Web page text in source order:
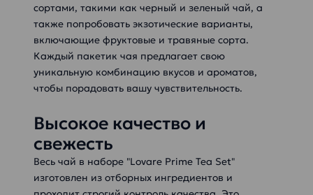
сортами, такими как черный и зеленый чай, а
также попробовать экзотические варианты,
включающие фруктовые и травяные сорта.
Каждый пакетик чая предлагает свою
уникальную комбинацию вкусов и ароматов,
чтобы порадовать вашу чувствительность.
Высокое качество и
свежесть
Весь чай в наборе "Lovare Prime Tea Set"
изготовлен из отборных ингредиентов и